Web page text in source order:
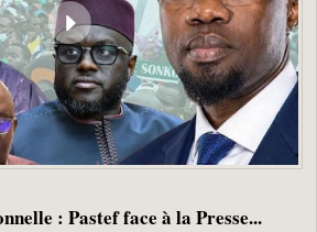
: Pastef face à la Presse...